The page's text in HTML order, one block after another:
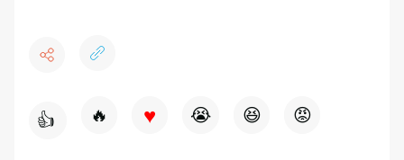
👍 🔥 ♥ 😭 😆 😡